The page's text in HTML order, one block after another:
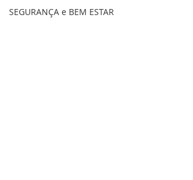
SEGURANÇA e BEM ESTAR